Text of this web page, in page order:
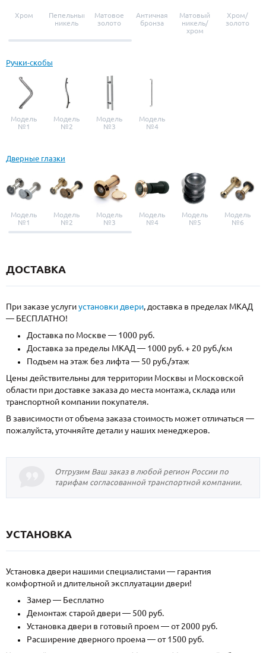
Хром
Пепельный
никель
Матовое
золото
Античная
бронза
Матовый
никель/
хром
Хром/
золото
Ручки-скобы
Модель
№1
Модель
№2
Модель
№3
Модель
№4
Дверные глазки
Модель
№1
Модель
№2
Модель
№3
Модель
№4
Модель
№5
Модель
№6
ДОСТАВКА
При заказе услугиустановки двери, доставка в пределах МКАД
— БЕСПЛАТНО!
Доставка по Москве — 1000 руб.
Доставка за пределы МКАД — 1000 руб. + 20 руб./км
Подъем на этаж без лифта — 50 руб./этаж
Цены действительны для территории Москвы и Московской
области при доставке заказа до места монтажа, склада или
транспортной компании покупателя.
В зависимости от объема заказа стоимость может отличаться —
пожалуйста, уточняйте детали у наших менеджеров.
Отгрузим Ваш заказ в любой регион России по
тарифам согласованной транспортной компании.
УСТАНОВКА
Установка двери нашими специалистами — гарантия
комфортной и длительной эксплуатации двери!
Замер — Бесплатно
Демонтаж старой двери — 500 руб.
Установка двери в готовый проем — от 2000 руб.
Расширение дверного проема — от 1500 руб.